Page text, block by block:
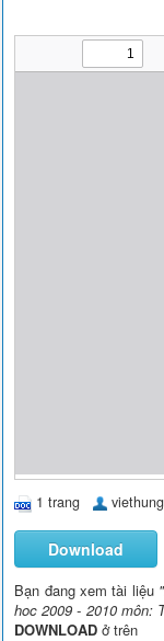
1 trang
Download
Bạn đang xem tài liệu
hoc 2009 - 2010 môn:
DOWNLOAD ở trên